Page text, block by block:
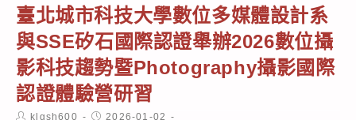
臺北城市科技大學數位多媒體設計系
與SSE矽石國際認證舉辦2026數位攝
影科技趨勢暨Photography攝影國際
認證體驗營研習
Postklgsh600
Post2026-01-02